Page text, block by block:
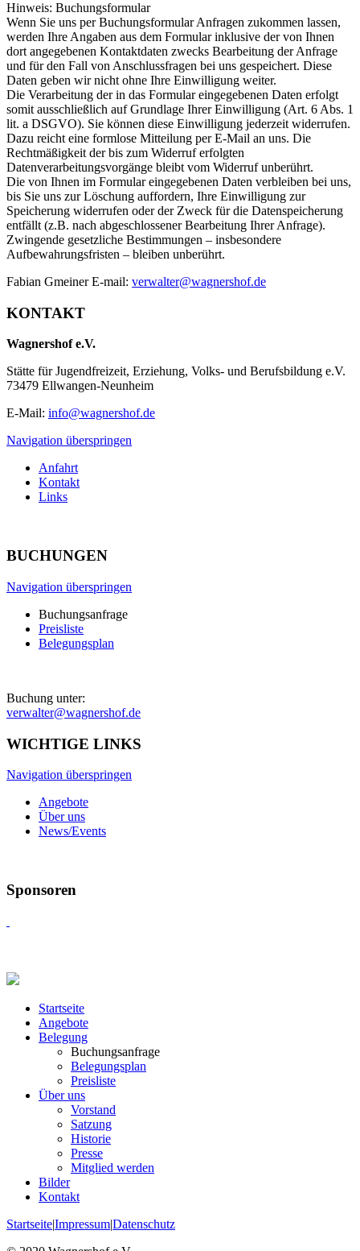
Hinweis: Buchungsformular
Wenn Sie uns per Buchungsformular Anfragen zukommen lassen,
werden Ihre Angaben aus dem Formular inklusive der von Ihnen
dort angegebenen Kontaktdaten zwecks Bearbeitung der Anfrage
und für den Fall von Anschlussfragen bei uns gespeichert. Diese
Daten geben wir nicht ohne Ihre Einwilligung weiter.
Die Verarbeitung der in das Formular eingegebenen Daten erfolgt
somit ausschließlich auf Grundlage Ihrer Einwilligung (Art. 6 Abs. 1
lit. a DSGVO). Sie können diese Einwilligung jederzeit widerrufen.
Dazu reicht eine formlose Mitteilung per E-Mail an uns. Die
Rechtmäßigkeit der bis zum Widerruf erfolgten
Datenverarbeitungsvorgänge bleibt vom Widerruf unberührt.
Die von Ihnen im Formular eingegebenen Daten verbleiben bei uns,
bis Sie uns zur Löschung auffordern, Ihre Einwilligung zur
Speicherung widerrufen oder der Zweck für die Datenspeicherung
entfällt (z.B. nach abgeschlossener Bearbeitung Ihrer Anfrage).
Zwingende gesetzliche Bestimmungen – insbesondere
Aufbewahrungsfristen – bleiben unberührt.
Fabian Gmeiner E-mail: verwalter@wagnershof.de
KONTAKT
Wagnershof e.V.
Stätte für Jugendfreizeit, Erziehung, Volks- und Berufsbildung e.V.
73479 Ellwangen-Neunheim
E-Mail: info@wagnershof.de
Navigation überspringen
Anfahrt
Kontakt
Links
BUCHUNGEN
Navigation überspringen
Buchungsanfrage
Preisliste
Belegungsplan
Buchung unter:
verwalter@wagnershof.de
WICHTIGE LINKS
Navigation überspringen
Angebote
Über uns
News/Events
Sponsoren
Startseite
Angebote
Belegung
Buchungsanfrage
Belegungsplan
Preisliste
Über uns
Vorstand
Satzung
Historie
Presse
Mitglied werden
Bilder
Kontakt
Startseite|Impressum|Datenschutz